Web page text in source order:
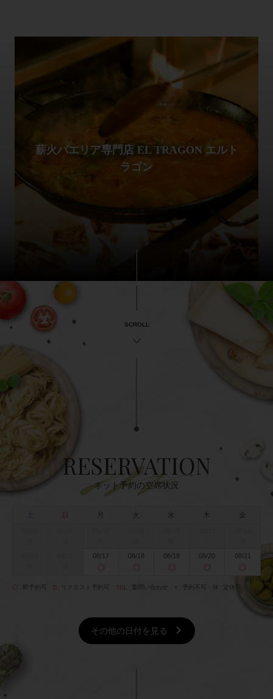
薪火パエリア専門店 EL TRAGON エルト
ラゴン
SCROLL
RESERVATION
ネット予約の空席状況
土 火 水 木 金
08/17
◎
08/18
◎
08/19
◎
08/20
◎
08/21
◎
即予約可 □ リクエスト予約可 TEL 要問い合わせ × 予約不可 休 定休日
その他の日付を見る